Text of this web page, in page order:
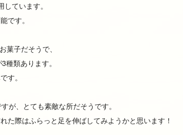
ています。
です。
子だそうで、
類あります。
す。
が、とても素敵な所だそうです。
た際はふらっと足を伸ばしてみようかと思います！